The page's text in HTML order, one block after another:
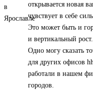
открывается новая
чувствует в себе
Это может быть и
и вертикальный рост.
Одно могу сказать
для других офисов
работали в нашем
городов.